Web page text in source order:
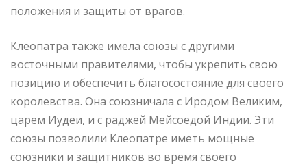
положения и защиты от врагов.
Клеопатра также имела союзы с другими
восточными правителями, чтобы укрепить свою
позицию и обеспечить благосостояние для своего
королевства. Она союзничала с Иродом Великим,
царем Иудеи, и с раджей Мейсоедой Индии. Эти
союзы позволили Клеопатре иметь мощные
союзники и защитников во время своего